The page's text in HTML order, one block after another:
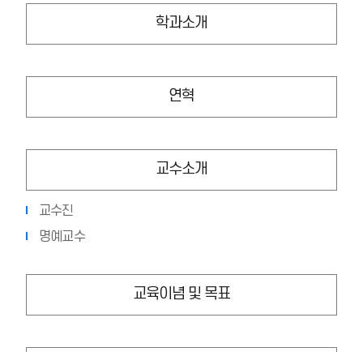
학과소개
연혁
교수소개
교수진
명예교수
교육이념 및 목표